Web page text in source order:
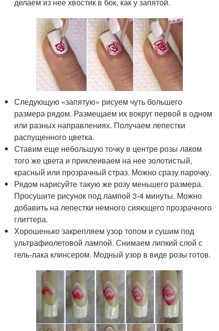
делаем из нее хвостик в бок, как у запятой.
Следующую «запятую» рисуем чуть большего
размера рядом. Размещаем их вокруг первой в одном
или разных направлениях. Получаем лепестки
распущенного цветка.
Ставим еще небольшую точку в центре розы лаком
того же цвета и приклеиваем на нее золотистый,
красный или прозрачный страз. Можно сразу парочку.
Рядом нарисуйте такую же розу меньшего размера.
Просушите рисунок под лампой 3-4 минуты. Можно
добавить на лепестки немного сияющего прозрачного
глиттера.
Хорошенько закрепляем узор топом и сушим под
ультрафиолетовой лампой. Снимаем липкий слой с
гель-лака клинсером. Модный узор в виде розы готов.